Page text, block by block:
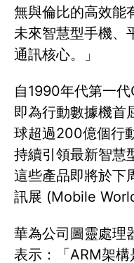
無與倫比的高效能
未來智慧型手機、
通訊核心。」
自1990年代第一
即為行動數據機首
球超過200億個行
持續引領最新智慧
這些產品即將於下
訊展 (Mobile
華為公司圖靈處理
表示：「ARM架